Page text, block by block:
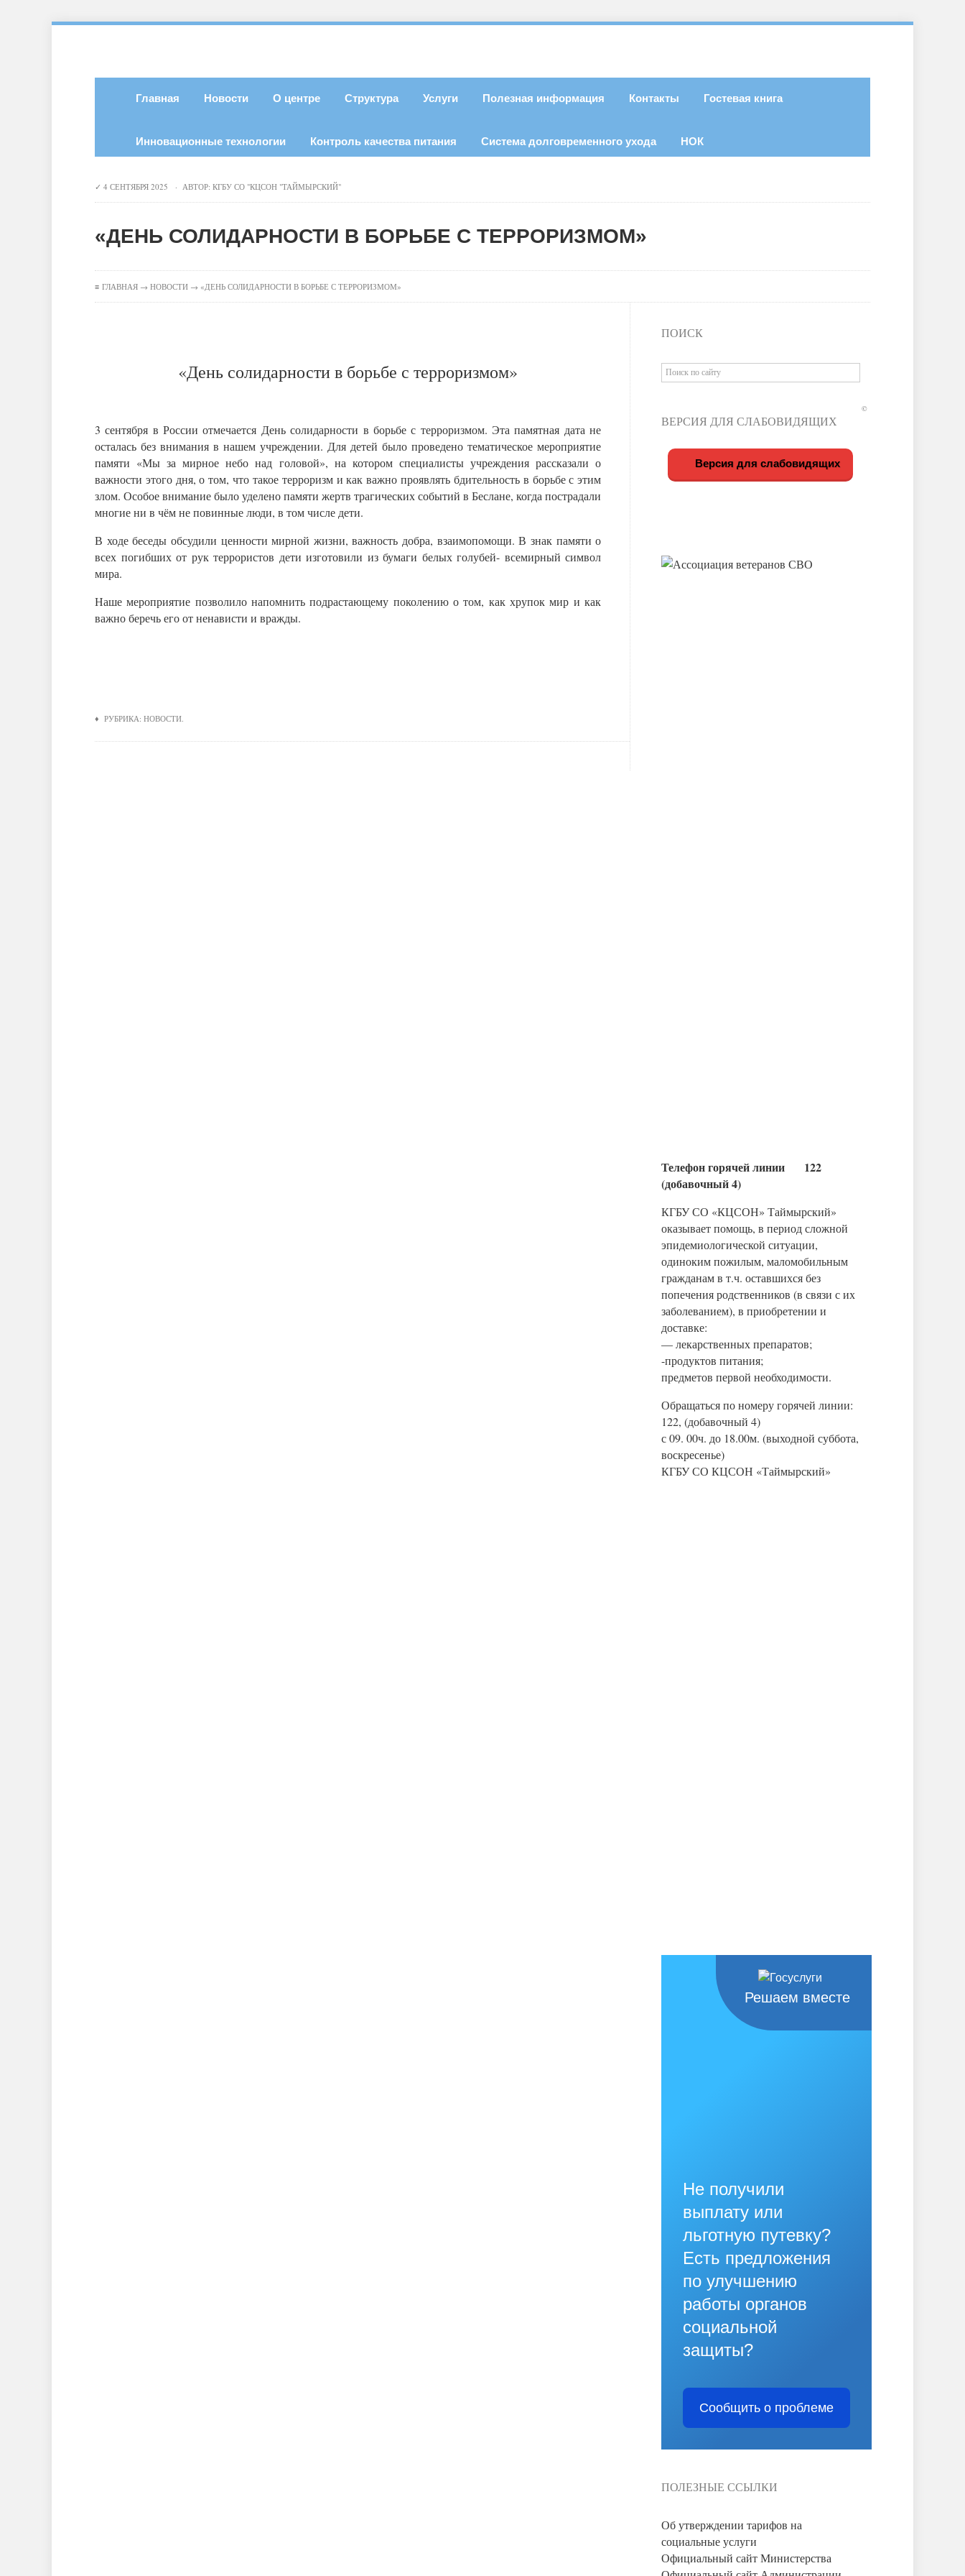
Главная Новости О центре Структура Услуги Полезная информация Контакты Гостевая книга
Инновационные технологии Контроль качества питания Система долговременного ухода НОК
4 СЕНТЯБРЯ 2025 · АВТОР: КГБУ СО "КЦСОН "ТАЙМЫРСКИЙ"
«ДЕНЬ СОЛИДАРНОСТИ В БОРЬБЕ С ТЕРРОРИЗМОМ»
≡ ГЛАВНАЯ → НОВОСТИ → «ДЕНЬ СОЛИДАРНОСТИ В БОРЬБЕ С ТЕРРОРИЗМОМ»
«День солидарности в борьбе с терроризмом»
3 сентября в России отмечается День солидарности в борьбе с терроризмом. Эта памятная дата не
осталась без внимания в нашем учреждении. Для детей было проведено тематическое мероприятие
памяти «Мы за мирное небо над головой», на котором специалисты учреждения рассказали о
важности этого дня, о том, что такое терроризм и как важно проявлять бдительность в борьбе с этим
злом. Особое внимание было уделено памяти жертв трагических событий в Беслане, когда пострадали
многие ни в чём не повинные люди, в том числе дети.
В ходе беседы обсудили ценности мирной жизни, важность добра, взаимопомощи. В знак памяти о
всех погибших от рук террористов дети изготовили из бумаги белых голубей- всемирный символ
мира.
Наше мероприятие позволило напомнить подрастающему поколению о том, как хрупок мир и как
важно беречь его от ненависти и вражды.
♦ РУБРИКА: НОВОСТИ.
ПОИСК
ВЕРСИЯ ДЛЯ СЛАБОВИДЯЩИХ
Версия для слабовидящих
Телефон горячей линии 122
(добавочный 4)
КГБУ СО «КЦСОН» Таймырский»
оказывает помощь, в период сложной
эпидемиологической ситуации,
одиноким пожилым, маломобильным
гражданам в т.ч. оставшихся без
попечения родственников (в связи с их
заболеванием), в приобретении и
доставке:
— лекарственных препаратов;
-продуктов питания;
предметов первой необходимости.
Обращаться по номеру горячей линии:
122, (добавочный 4)
с 09. 00ч. до 18.00м. (выходной суббота,
воскресенье)
КГБУ СО КЦСОН «Таймырский»
Решаем вместе
Не получили
выплату или
льготную путевку?
Есть предложения
по улучшению
работы органов
социальной
защиты?
Сообщить о проблеме
ПОЛЕЗНЫЕ ССЫЛКИ
Об утверждении тарифов на
социальные услуги
Официальный сайт Министерства
©